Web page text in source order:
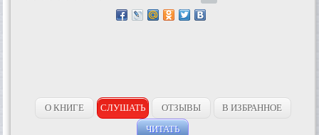
О КНИГЕ СЛУШАТЬ ОТЗЫВЫ
В ИЗБРАННОЕ
ЧИТАТЬ